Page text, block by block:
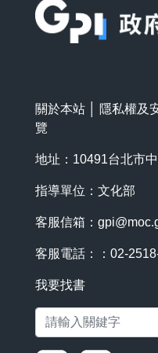
關於本站 隱私權及
覽
地址：10491台北市
指導單位：文化部
客服信箱：
客服電話：：02-
我要找書